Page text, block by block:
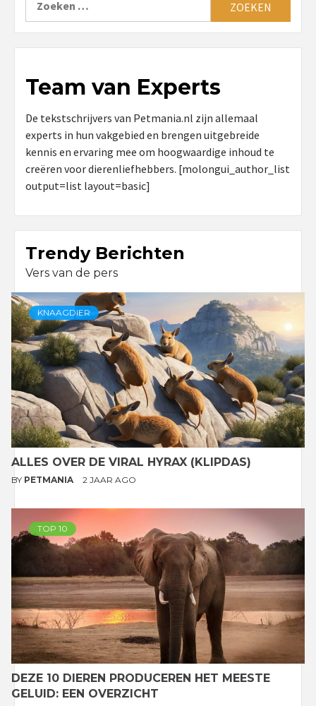
Team van Experts
De tekstschrijvers van Petmania.nl zijn allemaal
experts in hun vakgebied en brengen uitgebreide
kennis en ervaring mee om hoogwaardige inhoud te
creëren voor dierenliefhebbers. [molongui_author_list
output=list layout=basic]
Trendy Berichten
Vers van de pers
KNAAGDIER
ALLES OVER DE VIRAL HYRAX (KLIPDAS)
BY PETMANIA 2 JAAR AGO
TOP 10
DEZE 10 DIEREN PRODUCEREN HET MEESTE
GELUID: EEN OVERZICHT